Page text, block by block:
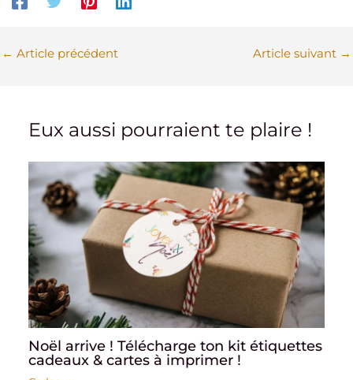
← Article précédent Article suivant →
Eux aussi pourraient te plaire !
Noël arrive ! Télécharge ton kit étiquettes
cadeaux & cartes à imprimer !